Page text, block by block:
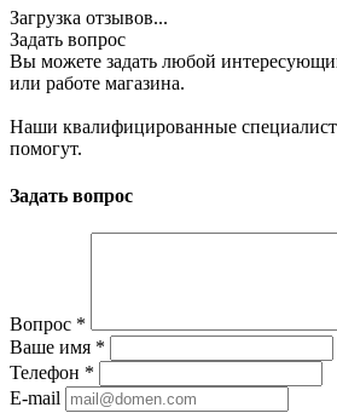
Загрузка отзывов...
Задать вопрос
Вы можете задать любой
или работе магазина.
Наши квалифицированные
помогут.
Задать вопрос
Вопрос *
Ваше имя *
Телефон *
E-mail